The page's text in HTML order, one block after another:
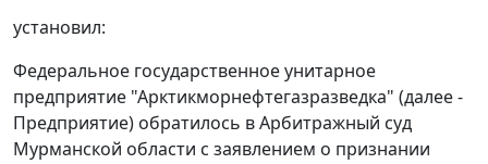
установил:
Федеральное государственное унитарное
предприятие "Арктикморнефтегазразведка" (далее -
Предприятие) обратилось в Арбитражный суд
Мурманской области с заявлением о признании